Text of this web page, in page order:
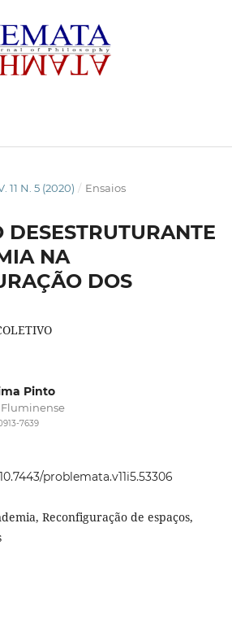
11 N. 5 (2020) / Ensaios
DESESTRUTURANTE
NA
DOS
Pinto
7639
problemata.v11i5.53306
Reconfiguração de espaços,